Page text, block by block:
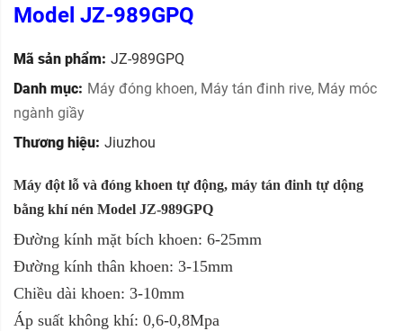
Model JZ-989GPQ
Mã sản phẩm: JZ-989GPQ
Danh mục: Máy đóng khoen, Máy tán đinh rive, Máy móc
ngành giầy
Thương hiệu: Jiuzhou
Máy đột lỗ và đóng khoen tự động, máy tán đinh tự dộng
bằng khí nén Model JZ-989GPQ
Đường kính mặt bích khoen: 6-25mm
Đường kính thân khoen: 3-15mm
Chiều dài khoen: 3-10mm
Áp suất không khí: 0,6-0,8Mpa